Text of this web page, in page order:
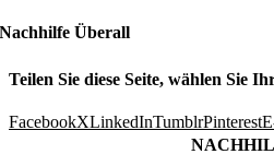
Nachhilfe Überall
Teilen Sie diese Seite, wählen Sie
FacebookXLinkedInTumblrPinterest